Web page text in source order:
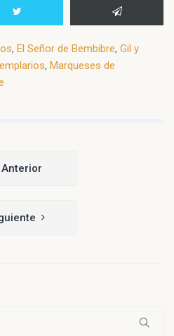
, El Señor de Bembibre, Gil y
, Marqueses de
Anterior